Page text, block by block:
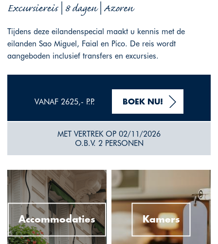
Excursiereis | 8 dagen | Azoren
Tijdens deze eilandenspecial maakt u kennis met de
eilanden Sao Miguel, Faial en Pico. De reis wordt
aangeboden inclusief transfers en excursies.
VANAF 2625,- P.P. BOEK NU!
MET VERTREK OP 02/11/2026
O.B.V. 2 PERSONEN
Accommodaties Kamers